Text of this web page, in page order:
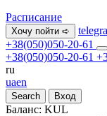
Расписание
Хочу пойти ➪
+38(050)050-20-61
+38(050)050-20-61
ru
uaen
Search Вход
Баланс: KUL